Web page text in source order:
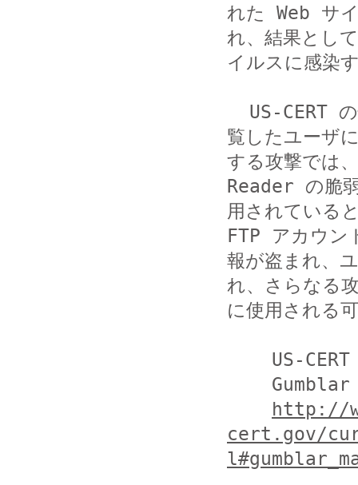
れた Web サ
れ、結果とし
イルスに感染
覧したユーザ
する攻撃で
Reader の脆
用されている
FTP アカウン
報が盗まれ、
れ、さらなる
に使用される
http://
cert.gov/